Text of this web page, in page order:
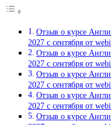
Отзыв о курсе
2027 с сентября от
Отзыв о курсе
2027 с сентября от
Отзыв о курсе
2027 с сентября от
Отзыв о курсе
2027 с сентября от
Отзыв о курсе